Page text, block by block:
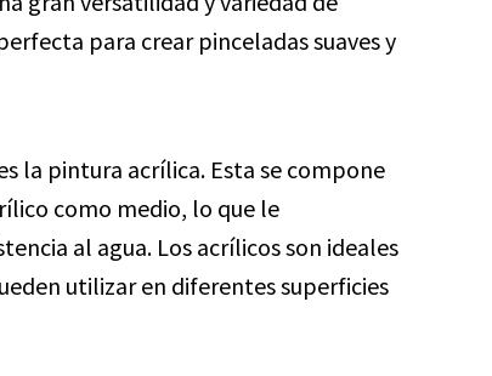
para crear pinceladas suaves y
la pintura acrílica. Esta se compone
como medio, lo que le
al agua. Los acrílicos son ideales
utilizar en diferentes superficies